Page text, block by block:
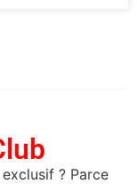
? Parce